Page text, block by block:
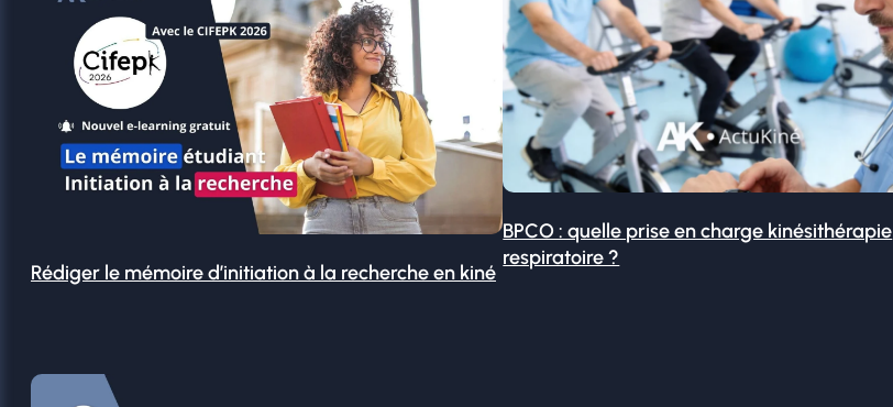
Rédiger le mémoire d’initiation à la recherche en kiné
BPCO : quelle prise en charge kinésithérapie
respiratoire ?